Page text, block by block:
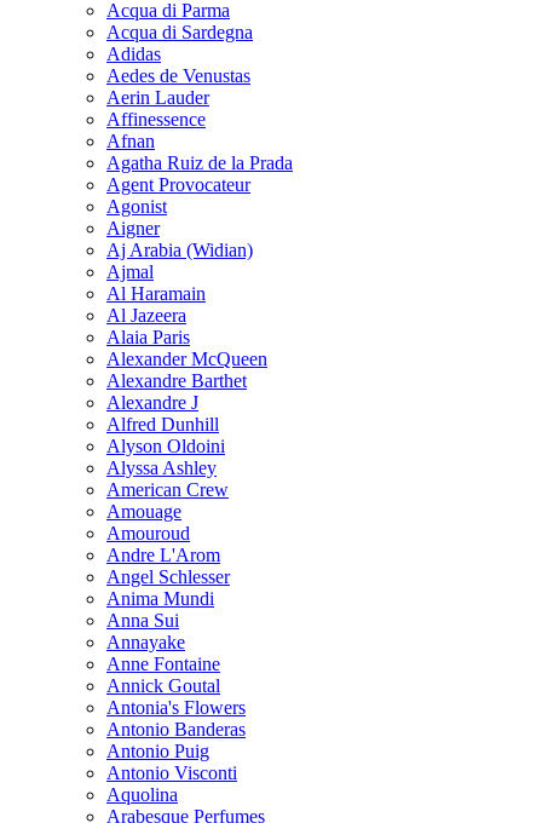
Acqua di Parma
Acqua di Sardegna
Adidas
Aedes de Venustas
Aerin Lauder
Affinessence
Afnan
Agatha Ruiz de la Prada
Agent Provocateur
Agonist
Aigner
Aj Arabia (Widian)
Ajmal
Al Haramain
Al Jazeera
Alaia Paris
Alexander McQueen
Alexandre Barthet
Alexandre J
Alfred Dunhill
Alyson Oldoini
Alyssa Ashley
American Crew
Amouage
Amouroud
Andre L'Arom
Angel Schlesser
Anima Mundi
Anna Sui
Annayake
Anne Fontaine
Annick Goutal
Antonia's Flowers
Antonio Banderas
Antonio Puig
Antonio Visconti
Aquolina
Arabesque Perfumes